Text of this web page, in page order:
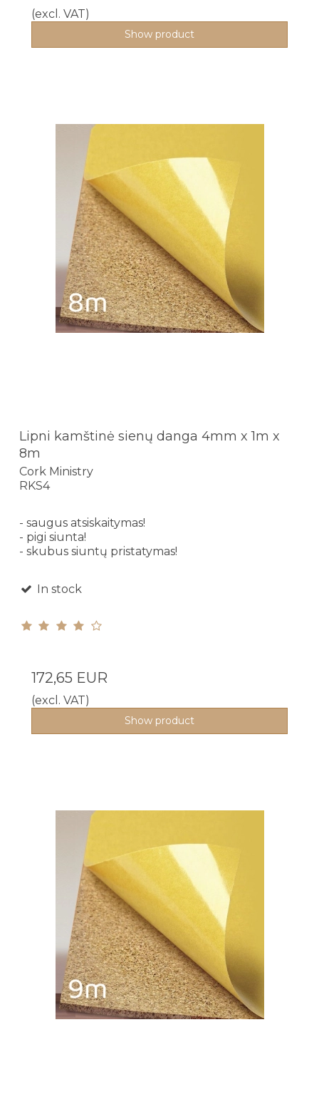
(excl. VAT)
Show product
Lipni kamštinė sienų danga 4mm x 1m x
8m
Cork Ministry
RKS4
- saugus atsiskaitymas!
- pigi siunta!
- skubus siuntų pristatymas!
In stock
172,65 EUR
(excl. VAT)
Show product